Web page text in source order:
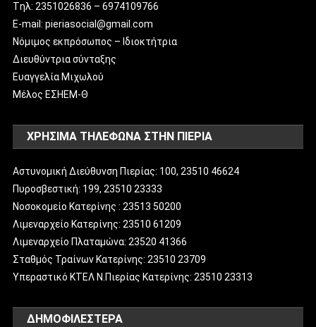
Tηλ: 2351026836 – 6974109766
E-mail: pieriasocial@gmail.com
Νόμιμος εκπρόσωπος – Ιδιοκτήτρια
Διευθύντρια σύνταξης
Ευαγγελία Μιχωλού
Μέλος ΕΣΗΕΜ-Θ
ΧΡΗΣΙΜΑ ΤΗΛΕΦΩΝΑ ΣΤΗΝ ΠΙΕΡΙΑ
Αστυνομική Διεύθυνση Πιερίας: 100, 23510 46624
Πυροσβεστική: 199, 23510 23333
Νοσοκομείο Κατερίνης : 23513 50200
Λιμεναρχείο Κατερίνης: 23510 61209
Λιμεναρχείο Πλαταμώνα: 23520 41366
Σταθμός Τραίνων Κατερίνης: 23510 23709
Υπεραστικό ΚΤΕΛ Ν.Πιερίας Κατερίνης: 23510 23313
ΔΗΜΟΦΙΛΈΣΤΕΡΑ